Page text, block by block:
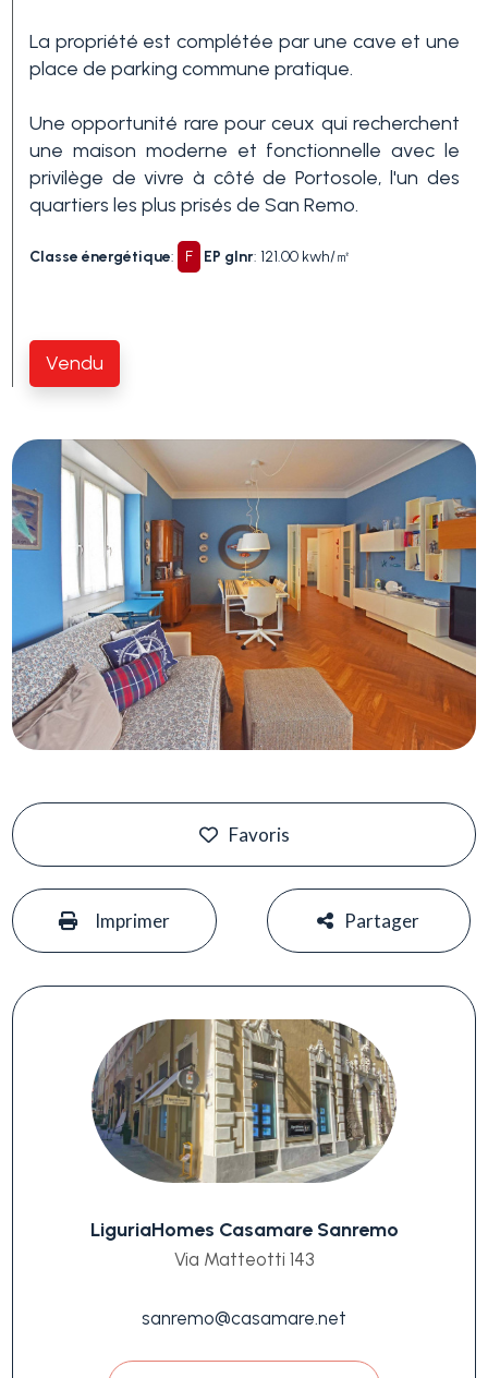
La propriété est complétée par une cave et une
place de parking commune pratique.
Une opportunité rare pour ceux qui recherchent
une maison moderne et fonctionnelle avec le
privilège de vivre à côté de Portosole, l'un des
quartiers les plus prisés de San Remo.
Classe énergétique: F EP glnr: 121.00 kwh/㎡
Vendu
Favoris
Imprimer Partager
LiguriaHomes Casamare Sanremo
Via Matteotti 143
sanremo@casamare.net
Autres
-
Choix
multiple
Ascenseur
Piscine
Vue de mer